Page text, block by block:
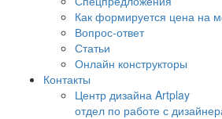
Как формируется цена на
Вопрос-ответ
Статьи
Онлайн конструкторы
Контакты
Центр дизайна Artplay
отдел по работе с